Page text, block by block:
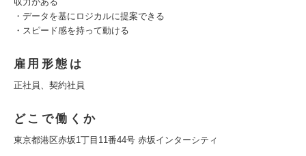
・データを基にロジカルに提案できる
・スピード感を持って動ける
雇用形態は
正社員、契約社員
どこで働くか
東京都港区赤坂1丁目11番44号 赤坂インターシティ